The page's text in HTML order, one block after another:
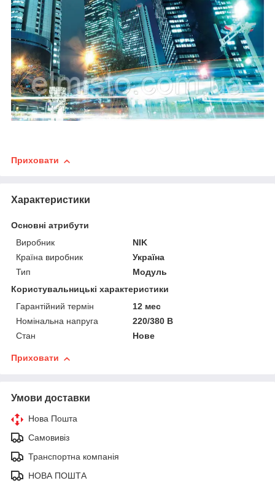
Приховати
Характеристики
Основні атрибути
Виробник
NIK
Країна виробник
Україна
Тип
Модуль
Користувальницькі характеристики
Гарантійний термін
12 мес
Номінальна напруга
220/380 В
Стан
Нове
Приховати
Умови доставки
Нова Пошта
Самовивіз
Транспортна компанія
НОВА ПОШТА